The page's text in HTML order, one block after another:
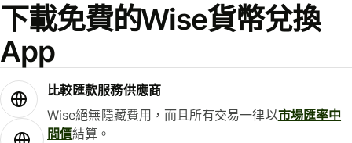
下載免費的Wise貨幣兌換
App
比較匯款服務供應商
Wise絕無隱藏費用，而且所有交易一律以市場匯率中
間價結算。